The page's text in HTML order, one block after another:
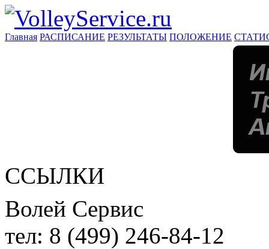
Главная РАСПИСАНИЕ РЕЗУЛЬТАТЫ ПОЛОЖЕНИЕ
ССЫЛКИ
Волей Сервис
тел: 8 (499) 246-84-12